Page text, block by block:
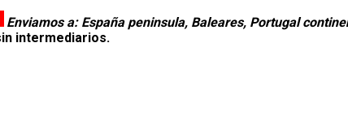
Enviamos a: España peninsula, Baleares, Portugal
intermediarios.